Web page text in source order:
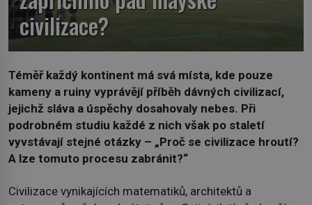
civilizace?
Téměř každý kontinent má svá místa, kde pouze
kameny a ruiny vyprávějí příběh dávných civilizací,
jejichž sláva a úspěchy dosahovaly nebes. Při
podrobném studiu každé z nich však po staletí
vyvstávají stejné otázky – „Proč se civilizace hroutí?
A lze tomuto procesu zabránit?“
Civilizace vynikajících matematiků, architektů a